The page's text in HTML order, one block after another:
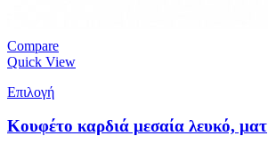
Compare
Quick View
Επιλογή
Κουφέτο καρδιά μεσαία λευκό, ματ